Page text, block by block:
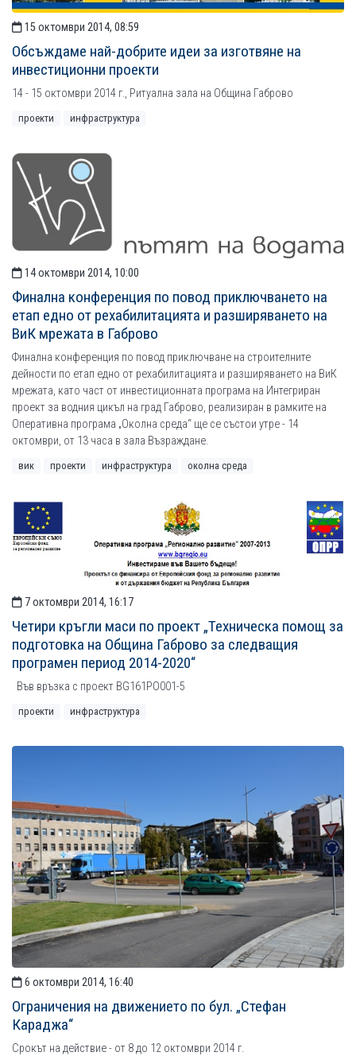
15 октомври 2014, 08:59
Обсъждаме най-добрите идеи за изготвяне на
инвестиционни проекти
14 - 15 октомври 2014 г., Ритуална зала на Община Габрово
проекти инфраструктура
14 октомври 2014, 10:00
Финална конференция по повод приключването на
етап едно от рехабилитацията и разширяването на
ВиК мрежата в Габрово
Финална конференция по повод приключване на строителните
дейности по етап едно от рехабилитацията и разширяването на ВиК
мрежата, като част от инвестиционната програма на Интегриран
проект за водния цикъл на град Габрово, реализиран в рамките на
Оперативна програма „Околна среда“ ще се състои утре - 14
октомври, от 13 часа в зала Възраждане.
вик проекти инфраструктура околна среда
7 октомври 2014, 16:17
Четири кръгли маси по проект „Техническа помощ за
подготовка на Община Габрово за следващия
програмен период 2014-2020“
Във връзка с проект BG161PO001-5
проекти инфраструктура
6 октомври 2014, 16:40
Ограничения на движението по бул. „Стефан
Караджа“
Срокът на действие - от 8 до 12 октомври 2014 г.